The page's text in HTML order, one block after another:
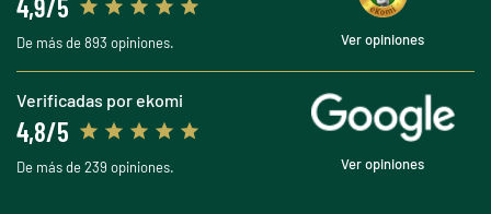
4,9/5
De más de 893 opiniones. Ver opiniones
Verificadas por ekomi
4,8/5
De más de 239 opiniones. Ver opiniones